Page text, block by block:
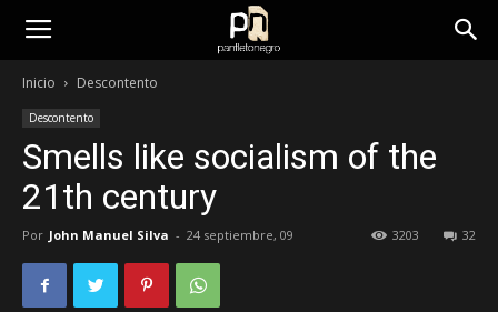
panfletonegro
Inicio Descontento
Descontento
Smells like socialism of the
21th century
Por John Manuel Silva - 24 septiembre, 09 32
3203